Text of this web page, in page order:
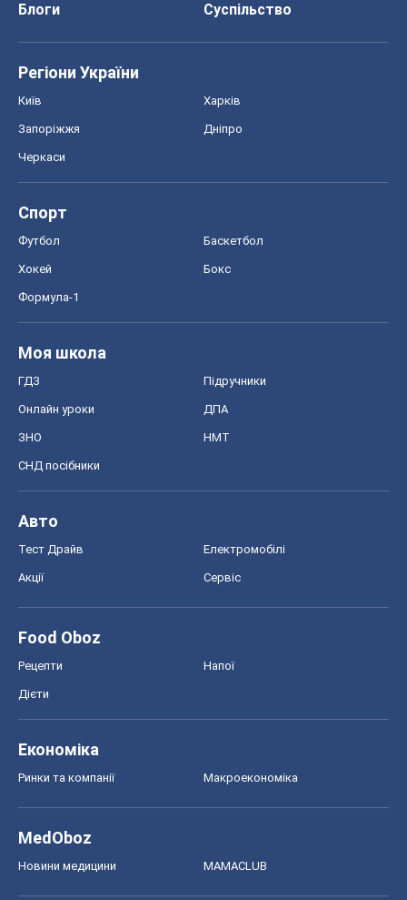
Блоги
Суспільство
Регіони України
Київ Харків
Запоріжжя Дніпро
Черкаси
Спорт
Футбол Баскетбол
Хокей Бокс
Формула-1
Моя школа
ГДЗ Підручники
Онлайн уроки ДПА
ЗНО НМТ
СНД посібники
Авто
Тест Драйв Електромобілі
Акції Сервіс
Food Oboz
Рецепти Напої
Дієти
Економіка
Ринки та компанії Макроекономіка
MedOboz
Новини медицини MAMACLUB